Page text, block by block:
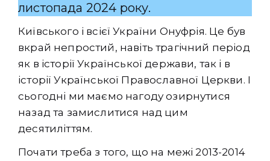
листопада 2024 року.
Київського і всієї України Онуфрія. Це був
вкрай непростий, навіть трагічний період
як в історії Української держави, так і в
історії Української Православної Церкви. І
сьогодні ми маємо нагоду озирнутися
назад та замислитися над цим
десятиліттям.
Почати треба з того, що на межі 2013-2014